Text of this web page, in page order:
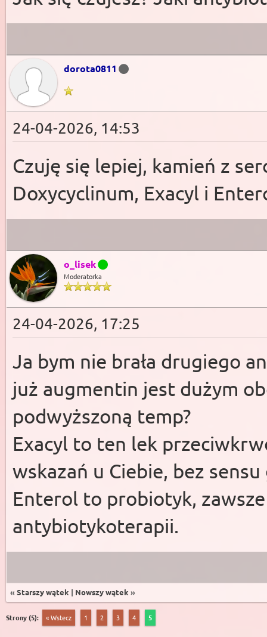
dorota0811
24-04-2026, 14:53
Czuję się lepiej, kamień z
Doxycyclinum, Exacyl i
o_lisek
Moderatorka
24-04-2026, 17:25
Ja bym nie brała drugiego
już augmentin jest dużym
podwyższoną temp?
Exacyl to ten lek
wskazań u Ciebie, bez
Enterol to probiotyk,
antybiotykoterapii.
« Starszy wątek | Nowszy wątek »
Strony (5): « Wstecz 1 2 3 4 5